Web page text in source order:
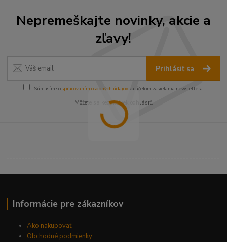
Nepremeškajte novinky, akcie a
zľavy!
Prihlásiť sa
Súhlasím sospracovaním osobných údajov za účelom zasielania newslettera.
Môžete sa kedykoľvek odhlásiť.
Informácie pre zákazníkov
Ako nakupovať
Obchodné podmienky